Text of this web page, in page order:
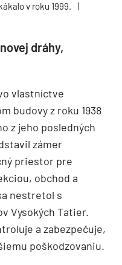
v roku 1999.
dráhy,
vlastníctve
budovy z roku 1938
z jeho posledných
zámer
priestor pre
obchod a
nestretol s
Vysokých Tatier.
a zabezpečuje,
poškodzovaniu.